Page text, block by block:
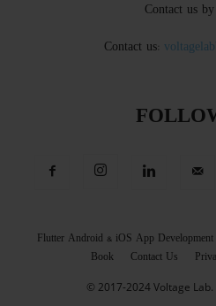
Contact us
Contact us:
Flutter Android & iOS App Development
Book
Contact Us
© 2017-2024 Voltage